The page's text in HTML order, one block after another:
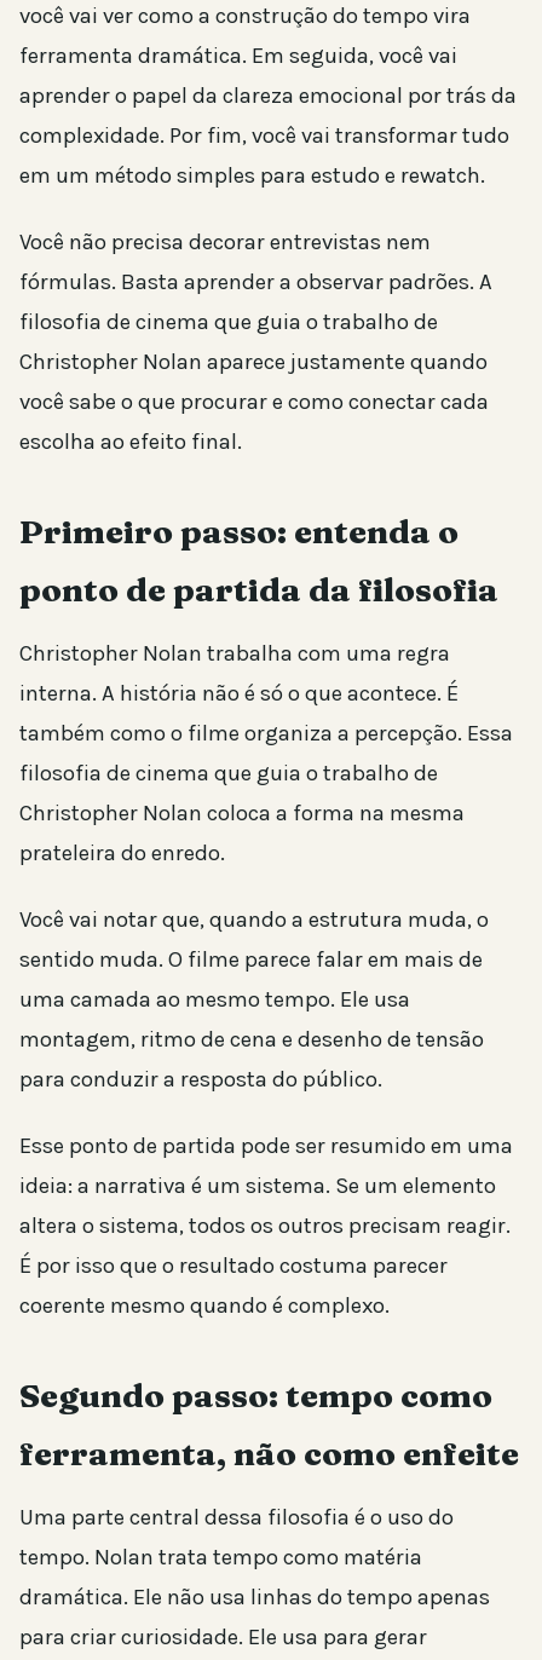
você vai ver como a construção do tempo vira
ferramenta dramática. Em seguida, você vai
aprender o papel da clareza emocional por trás da
complexidade. Por fim, você vai transformar tudo
em um método simples para estudo e rewatch.
Você não precisa decorar entrevistas nem
fórmulas. Basta aprender a observar padrões. A
filosofia de cinema que guia o trabalho de
Christopher Nolan aparece justamente quando
você sabe o que procurar e como conectar cada
escolha ao efeito final.
Primeiro passo: entenda o
ponto de partida da filosofia
Christopher Nolan trabalha com uma regra
interna. A história não é só o que acontece. É
também como o filme organiza a percepção. Essa
filosofia de cinema que guia o trabalho de
Christopher Nolan coloca a forma na mesma
prateleira do enredo.
Você vai notar que, quando a estrutura muda, o
sentido muda. O filme parece falar em mais de
uma camada ao mesmo tempo. Ele usa
montagem, ritmo de cena e desenho de tensão
para conduzir a resposta do público.
Esse ponto de partida pode ser resumido em uma
ideia: a narrativa é um sistema. Se um elemento
altera o sistema, todos os outros precisam reagir.
É por isso que o resultado costuma parecer
coerente mesmo quando é complexo.
Segundo passo: tempo como
ferramenta, não como enfeite
Uma parte central dessa filosofia é o uso do
tempo. Nolan trata tempo como matéria
dramática. Ele não usa linhas do tempo apenas
para criar curiosidade. Ele usa para gerar